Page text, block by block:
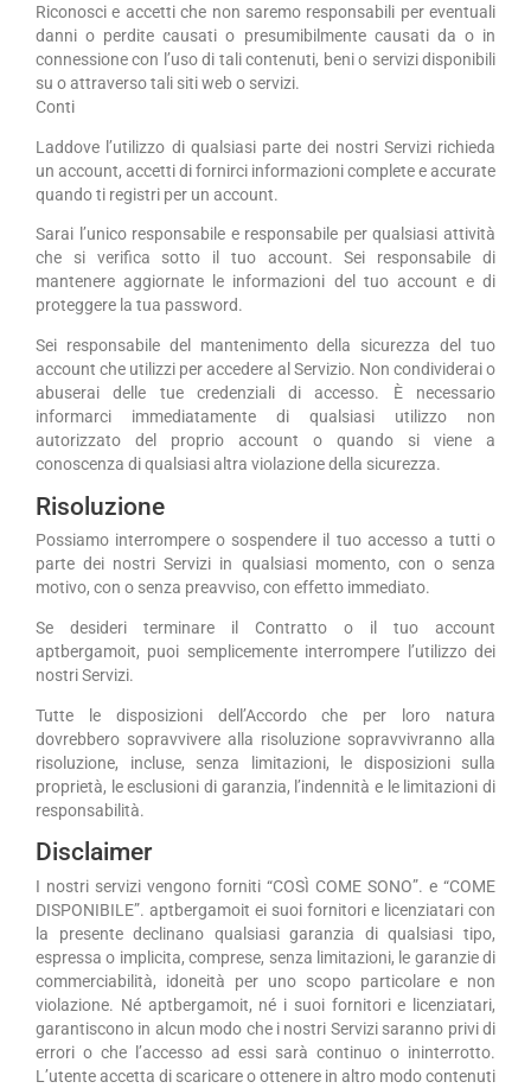
Riconosci e accetti che non saremo responsabili per eventuali
danni o perdite causati o presumibilmente causati da o in
connessione con l’uso di tali contenuti, beni o servizi disponibili
su o attraverso tali siti web o servizi.
Conti
Laddove l’utilizzo di qualsiasi parte dei nostri Servizi richieda
un account, accetti di fornirci informazioni complete e accurate
quando ti registri per un account.
Sarai l’unico responsabile e responsabile per qualsiasi attività
che si verifica sotto il tuo account. Sei responsabile di
mantenere aggiornate le informazioni del tuo account e di
proteggere la tua password.
Sei responsabile del mantenimento della sicurezza del tuo
account che utilizzi per accedere al Servizio. Non condividerai o
abuserai delle tue credenziali di accesso. È necessario
informarci immediatamente di qualsiasi utilizzo non
autorizzato del proprio account o quando si viene a
conoscenza di qualsiasi altra violazione della sicurezza.
Risoluzione
Possiamo interrompere o sospendere il tuo accesso a tutti o
parte dei nostri Servizi in qualsiasi momento, con o senza
motivo, con o senza preavviso, con effetto immediato.
Se desideri terminare il Contratto o il tuo account
aptbergamoit, puoi semplicemente interrompere l’utilizzo dei
nostri Servizi.
Tutte le disposizioni dell’Accordo che per loro natura
dovrebbero sopravvivere alla risoluzione sopravvivranno alla
risoluzione, incluse, senza limitazioni, le disposizioni sulla
proprietà, le esclusioni di garanzia, l’indennità e le limitazioni di
responsabilità.
Disclaimer
I nostri servizi vengono forniti “COSÌ COME SONO”. e “COME
DISPONIBILE”. aptbergamoit ei suoi fornitori e licenziatari con
la presente declinano qualsiasi garanzia di qualsiasi tipo,
espressa o implicita, comprese, senza limitazioni, le garanzie di
commerciabilità, idoneità per uno scopo particolare e non
violazione. Né aptbergamoit, né i suoi fornitori e licenziatari,
garantiscono in alcun modo che i nostri Servizi saranno privi di
errori o che l’accesso ad essi sarà continuo o ininterrotto.
L’utente accetta di scaricare o ottenere in altro modo contenuti